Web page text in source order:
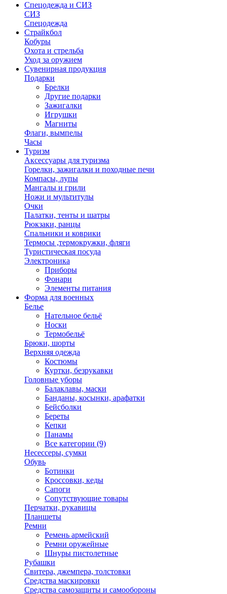
Спецодежда и СИЗ
СИЗ
Спецодежда
Страйкбол
Кобуры
Охота и стрельба
Уход за оружием
Сувенирная продукция
Подарки
Брелки
Другие подарки
Зажигалки
Игрушки
Магниты
Флаги, вымпелы
Часы
Туризм
Аксессуары для туризма
Горелки, зажигалки и походные печи
Компасы, лупы
Мангалы и грили
Ножи и мультитулы
Очки
Палатки, тенты и шатры
Рюкзаки, ранцы
Спальники и коврики
Термосы ,термокружки, фляги
Туристическая посуда
Электроника
Приборы
Фонари
Элементы питания
Форма для военных
Белье
Нательное бельё
Носки
Термобельё
Брюки, шорты
Верхняя одежда
Костюмы
Куртки, безрукавки
Головные уборы
Балаклавы, маски
Банданы, косынки, арафатки
Бейсболки
Береты
Кепки
Панамы
Все категории (9)
Несессеры, сумки
Обувь
Ботинки
Кроссовки, кеды
Сапоги
Сопутствующие товары
Перчатки, рукавицы
Планшеты
Ремни
Ремень армейский
Ремни оружейные
Шнуры пистолетные
Рубашки
Свитера, джемпера, толстовки
Средства маскировки
Средства самозащиты и самообороны